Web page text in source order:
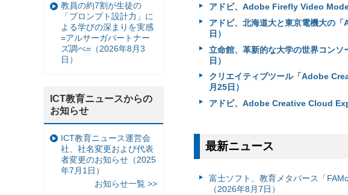
アドビ、Adobe Firefly Video
アドビ、北海道大と東京電機大の
日）
立命館、革新的な大学の世界コン
日）
クリエイティブツール「Adobe
月25日）
アドビ、Adobe Creative Cloud
最新ニュース
富⼠ソフト、教育メタバース「
（2026年8月7日）
教員の約7割が生徒の
「プロンプト設計力」に
よる学びの深まりを実感
=アルサーガパートナー
ズ調べ=（2026年8月3
日）
ICT教育ニュースからの
お知らせ
ICT教育ニュース運営会
社、社名変更および代表
者変更のお知らせ（2025
年7月1日）
お知らせ一覧 >>